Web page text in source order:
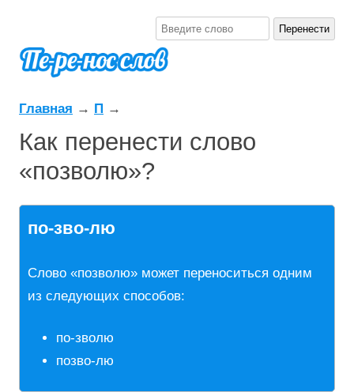
Главная → П →
Как перенести слово
«позволю»?
по-зво-лю
Слово «позволю» может переноситься одним
из следующих способов:
по-зволю
позво-лю